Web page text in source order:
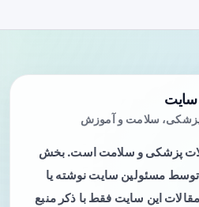
پزشکی، سلامت و آموزش
پزشکی و سلامت است. بخش
توسط مسئولین سایت نوشته یا
این سایت فقط با ذکر منبع